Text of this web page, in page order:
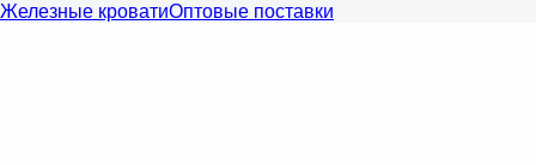
Железные кроватиОптовые поставки